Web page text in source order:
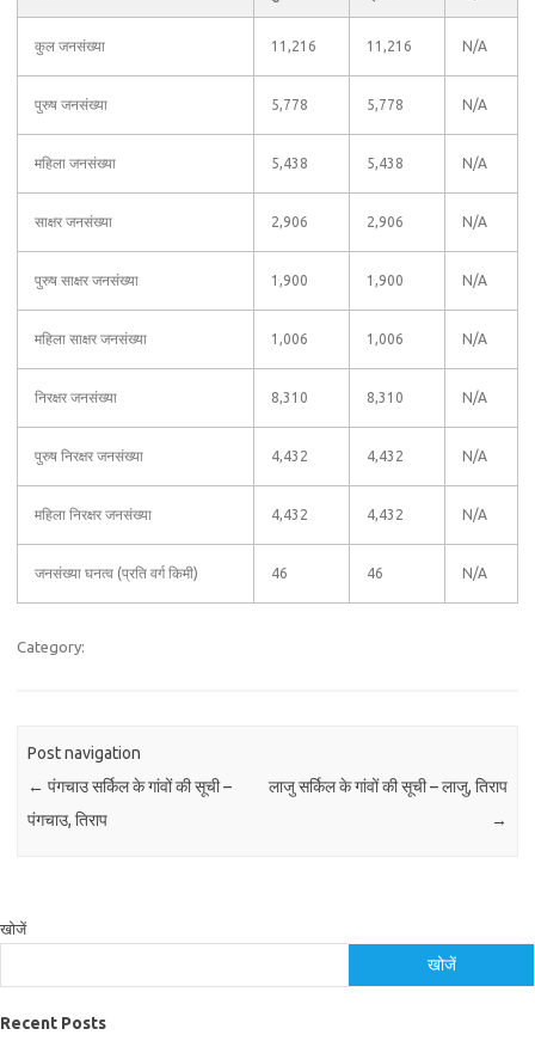
कुल जनसंख्या 11,216 11,216 N/A
पुरुष जनसंख्या 5,778 5,778 N/A
महिला जनसंख्या 5,438 5,438 N/A
साक्षर जनसंख्या 2,906 2,906 N/A
पुरुष साक्षर जनसंख्या 1,900 1,900 N/A
महिला साक्षर जनसंख्या 1,006 1,006 N/A
निरक्षर जनसंख्या 8,310 8,310 N/A
पुरुष निरक्षर जनसंख्या 4,432 4,432 N/A
महिला निरक्षर जनसंख्या 4,432 4,432 N/A
जनसंख्या घनत्व (प्रति वर्ग किमी) 46 46 N/A
Category:
Post navigation
← पंगचाउ सर्किल के गांवों की सूची –
पंगचाउ, तिराप
लाजु सर्किल के गांवों की सूची – लाजु, तिराप
→
खोजें
खोजें
Recent Posts